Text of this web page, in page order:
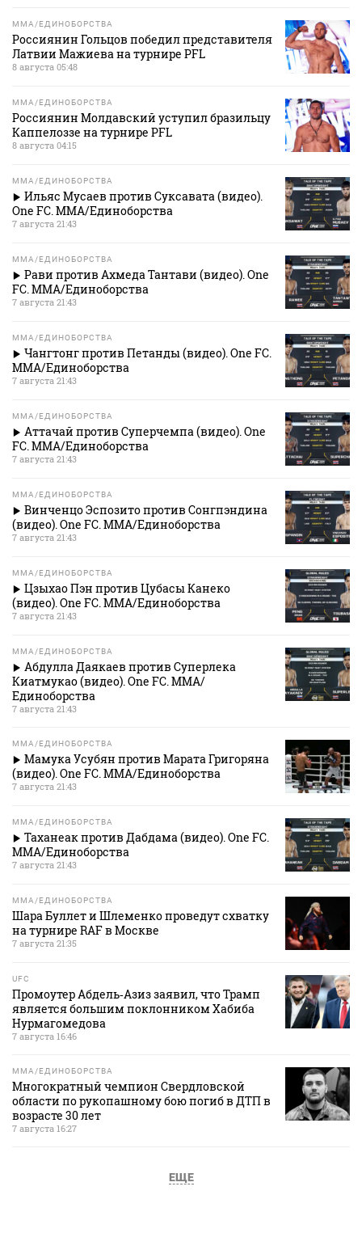
MMA/ЕДИНОБОРСТВА
Россиянин Гольцов победил представителя
Латвии Мажиева на турнире PFL
8 августа 05:48
MMA/ЕДИНОБОРСТВА
Россиянин Молдавский уступил бразильцу
Каппелоззе на турнире PFL
8 августа 04:15
MMA/ЕДИНОБОРСТВА
Ильяс Мусаев против Суксавата (видео).
One FC. MMA/Единоборства
7 августа 21:43
MMA/ЕДИНОБОРСТВА
Рави против Ахмеда Тантави (видео). One
FC. MMA/Единоборства
7 августа 21:43
MMA/ЕДИНОБОРСТВА
Чангтонг против Петанды (видео). One FC.
MMA/Единоборства
7 августа 21:43
MMA/ЕДИНОБОРСТВА
Аттачай против Суперчемпа (видео). One
FC. MMA/Единоборства
7 августа 21:43
MMA/ЕДИНОБОРСТВА
Винченцо Эспозито против Сонгпэндина
(видео). One FC. MMA/Единоборства
7 августа 21:43
MMA/ЕДИНОБОРСТВА
Цзыхао Пэн против Цубасы Канеко
(видео). One FC. MMA/Единоборства
7 августа 21:43
MMA/ЕДИНОБОРСТВА
Абдулла Даякаев против Суперлека
Киатмукао (видео). One FC. MMA/
Единоборства
7 августа 21:43
MMA/ЕДИНОБОРСТВА
Мамука Усубян против Марата Григоряна
(видео). One FC. MMA/Единоборства
7 августа 21:43
MMA/ЕДИНОБОРСТВА
Таханеак против Дабдама (видео). One FC.
MMA/Единоборства
7 августа 21:43
MMA/ЕДИНОБОРСТВА
Шара Буллет и Шлеменко проведут схватку
на турнире RAF в Москве
7 августа 21:35
UFC
Промоутер Абдель‑Азиз заявил, что Трамп
является большим поклонником Хабиба
Нурмагомедова
7 августа 16:46
MMA/ЕДИНОБОРСТВА
Многократный чемпион Свердловской
области по рукопашному бою погиб в ДТП в
возрасте 30 лет
7 августа 16:27
ЕЩЕ